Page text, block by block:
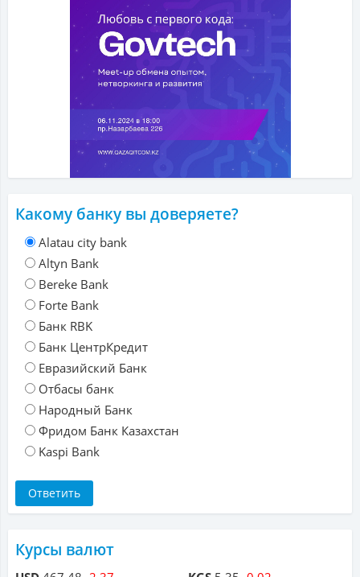
Какому банку вы доверяете?
Alatau city bank
Altyn Bank
Bereke Bank
Forte Bank
Банк RBK
Банк ЦентрКредит
Евразийский Банк
Отбасы банк
Народный Банк
Фридом Банк Казахстан
Kaspi Bank
Курсы валют